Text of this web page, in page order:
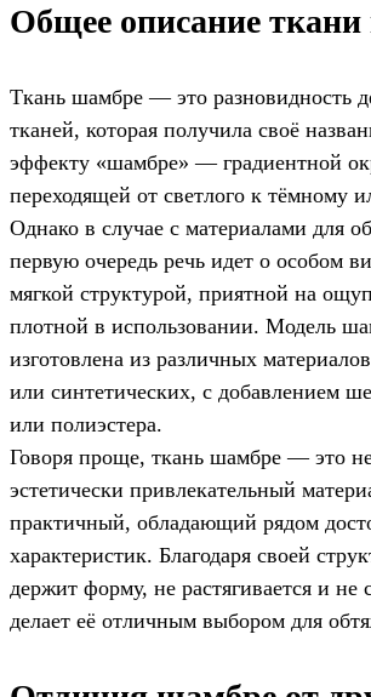
Общее описание
Ткань шамбре — это разновидность
тканей, которая получила своё
эффекту «шамбре» — градиентной
переходящей от светлого к тёмному
Однако в случае с материалами для
первую очередь речь идет о особом
мягкой структурой, приятной на
плотной в использовании. Модель
изготовлена из различных
или синтетических, с добавлением
или полиэстера.
Говоря проще, ткань шамбре — это
эстетически привлекательный
практичный, обладающий рядом
характеристик. Благодаря своей
держит форму, не растягивается и не
делает её отличным выбором для